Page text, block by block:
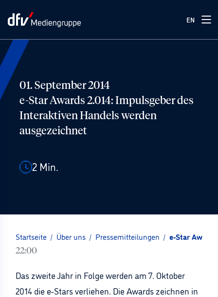
EN
01. September 2014
e-Star Awards 2.014: Impulsgeber des
Interaktiven Handels werden
ausgezeichnet
2 Min.
Startseite / Über uns / Pressemitteilungen / e-Star
22:00
Das zweite Jahr in Folge werden am 7. Oktober
2014 die e-Stars verliehen. Die Awards zeichnen in